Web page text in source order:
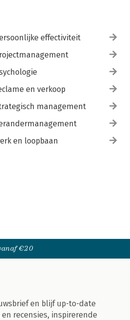
effectiviteit
en verkoop
management
en loopbaan
€20
en blijf up-to-date
recensies, inspirerende